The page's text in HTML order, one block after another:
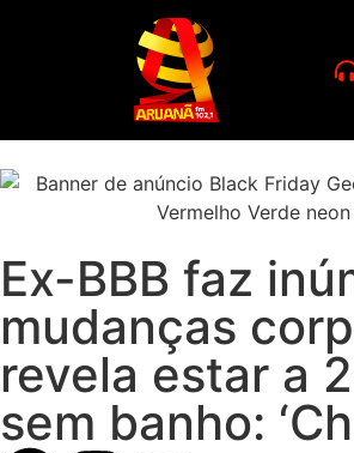
Ex-BBB faz
mudanças
revela estar a
sem banho: